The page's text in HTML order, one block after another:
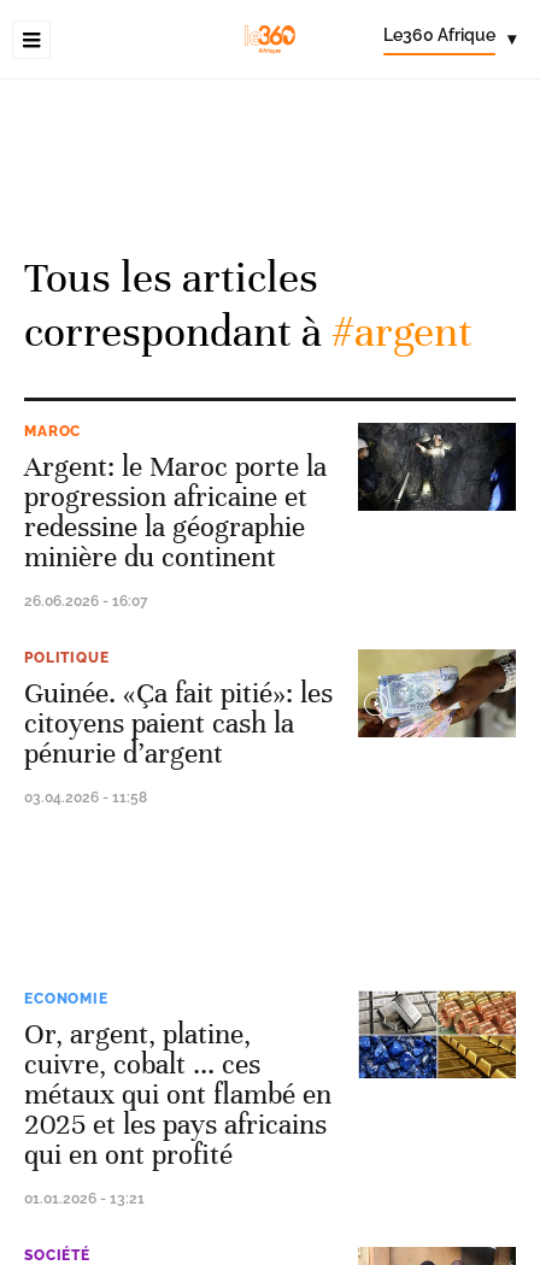
Le360 Afrique ▾
Tous les articles
correspondant à#argent
MAROC
Argent: le Maroc porte la
progression africaine et
redessine la géographie
minière du continent
26.06.2026 - 16:07
POLITIQUE
Guinée. «Ça fait pitié»: les
citoyens paient cash la
pénurie d’argent
03.04.2026 - 11:58
ECONOMIE
Or, argent, platine,
cuivre, cobalt ... ces
métaux qui ont flambé en
2025 et les pays africains
qui en ont profité
01.01.2026 - 13:21
SOCIÉTÉ